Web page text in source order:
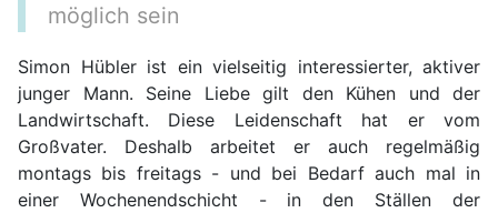
möglich sein
Simon Hübler ist ein vielseitig interessierter, aktiver
junger Mann. Seine Liebe gilt den Kühen und der
Landwirtschaft. Diese Leidenschaft hat er vom
Großvater. Deshalb arbeitet er auch regelmäßig
montags bis freitags - und bei Bedarf auch mal in
einer Wochenendschicht - in den Ställen der